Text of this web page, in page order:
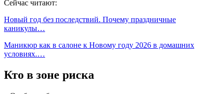
Сейчас читают:
Новый год без последствий. Почему праздничные
каникулы…
Маникюр как в салоне к Новому году 2026 в домашних
условиях.…
Кто в зоне риска